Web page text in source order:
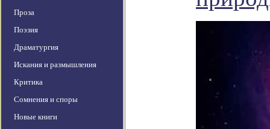
Проза
Поэзия
Драматургия
Искания и размышления
Критика
Сомнения и споры
Новые книги